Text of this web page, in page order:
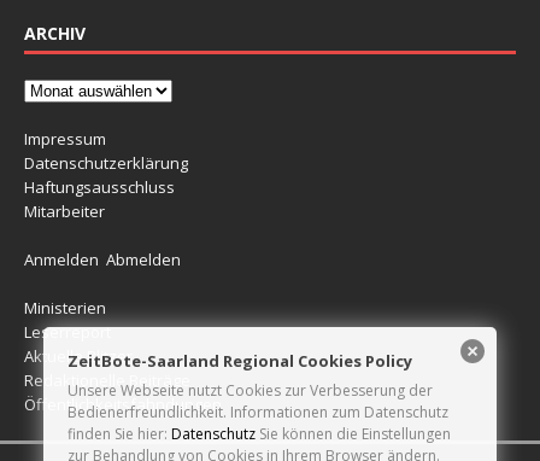
ARCHIV
Impressum
Datenschutzerklärung
Haftungsausschluss
Mitarbeiter
Anmelden Abmelden
Ministerien
Leserreport
Aktuelle Blitzer
Redaktionelle Beiträge
Öffentlichkeitsfahndungen
ZeitBote-Saarland Regional Cookies Policy
Unsere Webseite nutzt Cookies zur Verbesserung der
Bedienerfreundlichkeit. Informationen zum Datenschutz
finden Sie hier: Datenschutz Sie können die Einstellungen
zur Behandlung von Cookies in Ihrem Browser ändern.